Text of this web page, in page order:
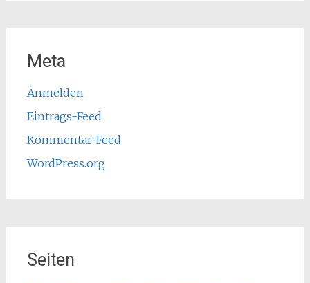
Meta
Anmelden
Eintrags-Feed
Kommentar-Feed
WordPress.org
Seiten